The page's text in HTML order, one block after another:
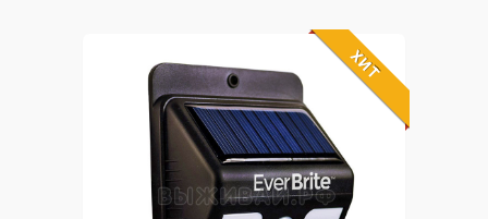
ХИТ